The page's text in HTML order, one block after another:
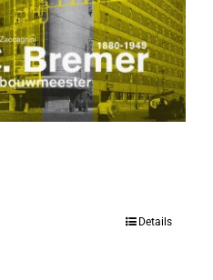
Details